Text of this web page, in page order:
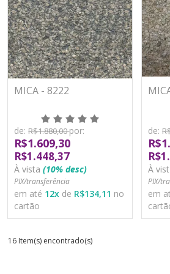
MICA - 8222
de: R$1.880,00por:
R$1.609,30
R$1.448,37
À vista (10% desc)
PIX/transferência
em até 12x de R$134,11 no
cartão
de:
À
PIX/
em
16 Item(s) encontrado(s)